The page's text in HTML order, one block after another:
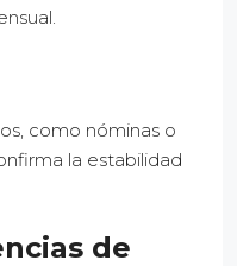
como nóminas o
la estabilidad
de